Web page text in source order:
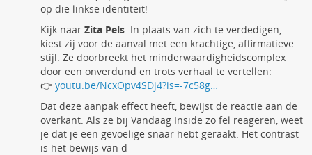
op die linkse identiteit!
Kijk naar Zita Pels . In plaats van zich te verdedigen,
kiest zij voor de aanval met een krachtige, affirmatieve
stijl. Ze doorbreekt het minderwaardigheidscomplex
door een onverdund en trots verhaal te vertellen:
👉 youtu.be/NcxOpv4SDj4?is=-7c58g…
Dat deze aanpak effect heeft, bewijst de reactie aan de
overkant. Als ze bij Vandaag Inside zo fel reageren, weet
je dat je een gevoelige snaar hebt geraakt. Het contrast
is het bewijs van d